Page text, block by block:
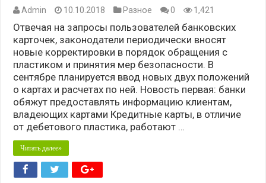
Admin 10.10.2018 Разное 0 1,421
Отвечая на запросы пользователей банковских
карточек, законодатели периодически вносят
новые корректировки в порядок обращения с
пластиком и принятия мер безопасности. В
сентябре планируется ввод новых двух положений
о картах и расчетах по ней. Новость первая: банки
обяжут предоставлять информацию клиентам,
владеющих картами Кредитные карты, в отличие
от дебетового пластика, работают …
Читать далее»